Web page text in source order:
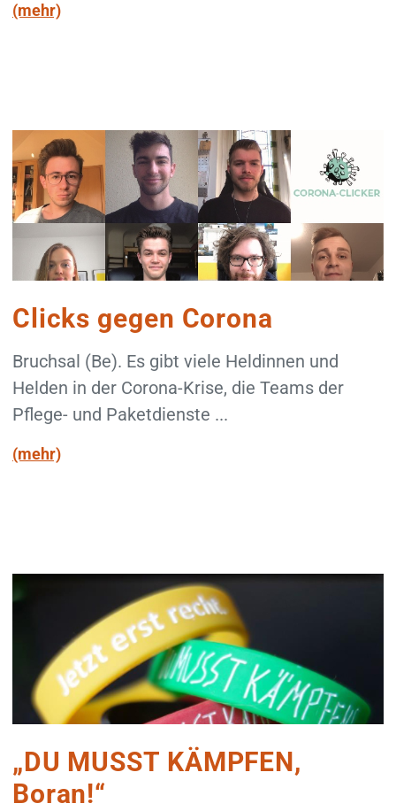
(mehr)
Clicks gegen Corona
Bruchsal (Be). Es gibt viele Heldinnen und
Helden in der Corona-Krise, die Teams der
Pflege- und Paketdienste ...
(mehr)
„DU MUSST KÄMPFEN,
Boran!“